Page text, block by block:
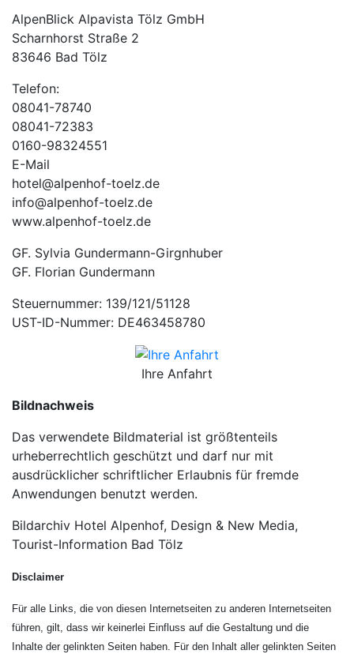
AlpenBlick Alpavista Tölz GmbH
Scharnhorst Straße 2
83646 Bad Tölz
Telefon:
08041-78740
08041-72383
0160-98324551
E-Mail
hotel@alpenhof-toelz.de
info@alpenhof-toelz.de
www.alpenhof-toelz.de
GF. Sylvia Gundermann-Girgnhuber
GF. Florian Gundermann
Steuernummer: 139/121/51128
UST-ID-Nummer: DE463458780
Ihre Anfahrt
Bildnachweis
Das verwendete Bildmaterial ist größtenteils
urheberrechtlich geschützt und darf nur mit
ausdrücklicher schriftlicher Erlaubnis für fremde
Anwendungen benutzt werden.
Bildarchiv Hotel Alpenhof, Design & New Media,
Tourist-Information Bad Tölz
Disclaimer
Für alle Links, die von diesen Internetseiten zu anderen Internetseiten
führen, gilt, dass wir keinerlei Einfluss auf die Gestaltung und die
Inhalte der gelinkten Seiten haben. Für den Inhalt aller gelinkten Seiten